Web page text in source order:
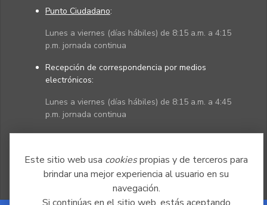
Este sitio web usa cookiespropias y de terceros para
brindar una mejor experiencia al usuario en su
navegación.
Punto Ciudadano:
Lunes a viernes (días hábiles) de 8:15 a.m. a 4:15
p.m. jornada continua
Recepción de correspondencia por medios
electrónicos:
Lunes a viernes (días hábiles) de 8:15 a.m. a 4:45
p.m. jornada continua